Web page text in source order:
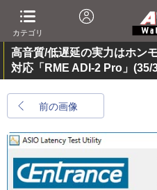
カテゴリ
高音質/低遅延の実力はホン
対応「RME ADI-2 Pro」 (35/
前の画像